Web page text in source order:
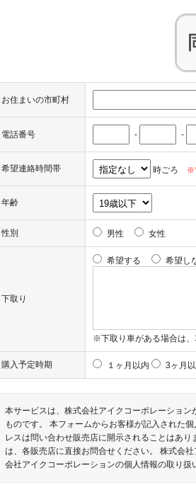
お住まいの市町村
電話番号 - -
希望連絡時間帯 時ごろ ※
年齢
性別 男性 女性
下取り
希望する 希望し
※下取り車がある場合は、
購入予定時期 １ヶ月以内 3ヶ月
本サービスは、株式会社アイクコーポレーショ
ものです。 本フォームからお客様が記入された
レスは問い合わせ販売店に開示されることはあ
は、各販売店に直接お問合せください。 株式会
会社アイクコーポレーションの個人情報の取り扱